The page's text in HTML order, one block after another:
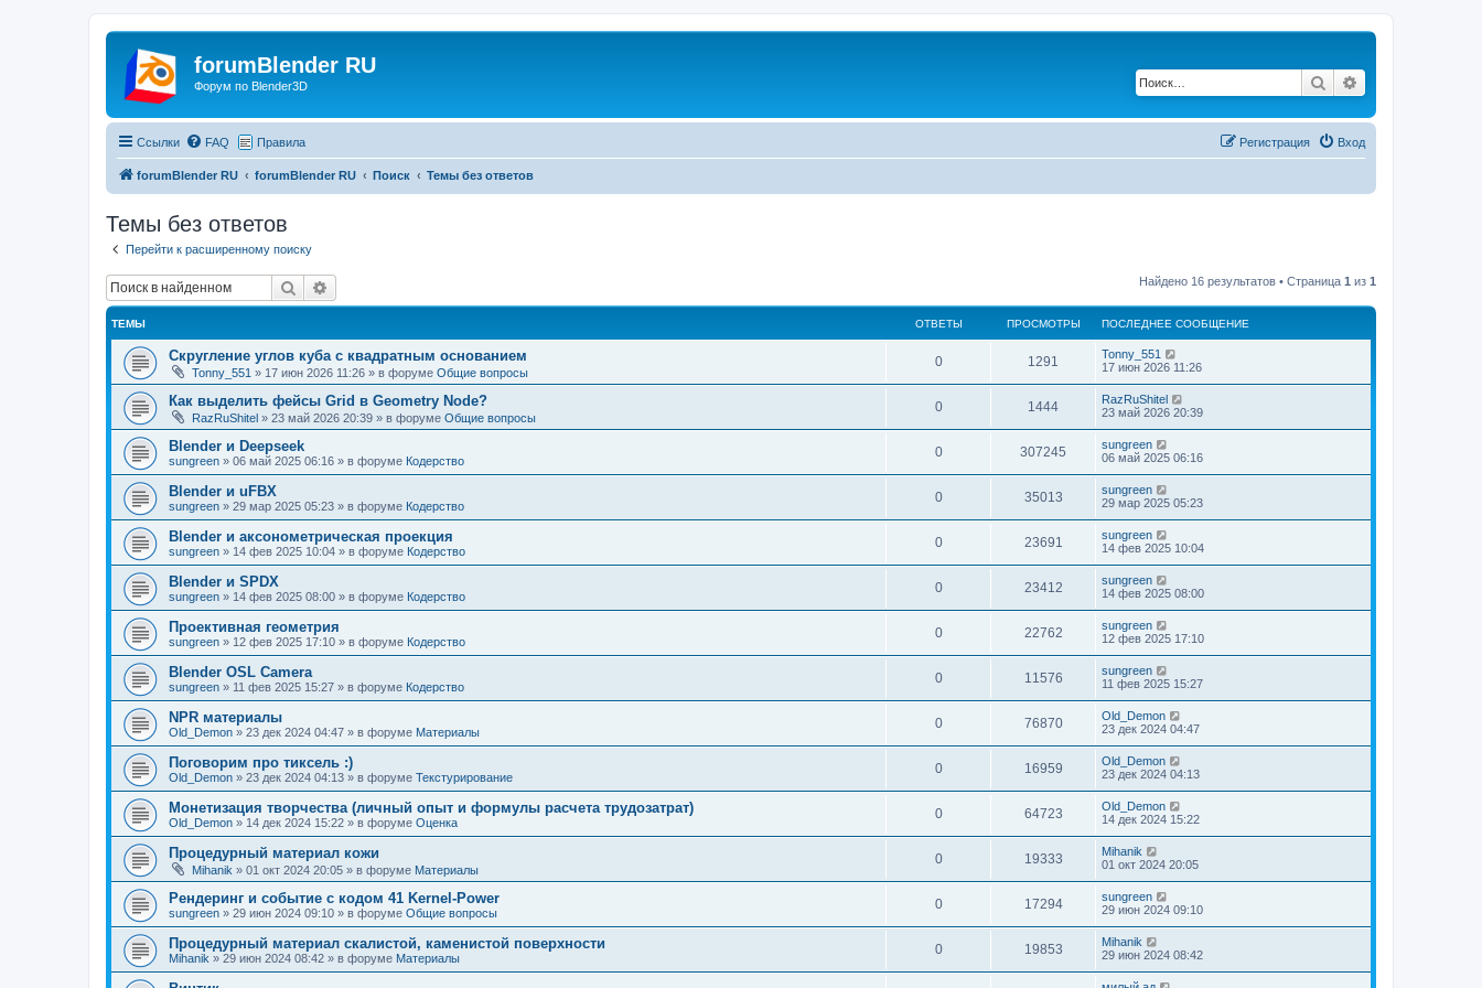
forumBlender RU
Форум по Blender3D Поиск
Ссылки FAQ Правила Вход
Регистрация
forumBlender RU forumBlender RU Поиск Темы без ответов
Темы без ответов
Перейти к расширенному поиску
Поиск Найдено 16 результатов • Страница 1 из 1
ТЕМЫ ОТВЕТЫ ПРОСМОТРЫ ПОСЛЕДНЕЕ СООБЩЕНИЕ
Скругление углов куба с квадратным основанием
Tonny_551 » 17 июн 2026 11:26 » в форуме Общие вопросы
0 1291
Tonny_551
17 июн 2026 11:26
Как выделить фейсы Grid в Geometry Node?
RazRuShitel » 23 май 2026 20:39 » в форуме Общие вопросы
0 1444
RazRuShitel
23 май 2026 20:39
Blender и Deepseek
sungreen » 06 май 2025 06:16 » в форуме Кодерство
0 307245
sungreen
06 май 2025 06:16
Blender и uFBX
sungreen » 29 мар 2025 05:23 » в форуме Кодерство
0 35013
sungreen
29 мар 2025 05:23
Blender и аксонометрическая проекция
sungreen » 14 фев 2025 10:04 » в форуме Кодерство
0 23691
sungreen
14 фев 2025 10:04
Blender и SPDX
sungreen » 14 фев 2025 08:00 » в форуме Кодерство
0 23412
sungreen
14 фев 2025 08:00
Проективная геометрия
sungreen » 12 фев 2025 17:10 » в форуме Кодерство
0 22762
sungreen
12 фев 2025 17:10
Blender OSL Camera
sungreen » 11 фев 2025 15:27 » в форуме Кодерство
0 11576
sungreen
11 фев 2025 15:27
NPR материалы
Old_Demon » 23 дек 2024 04:47 » в форуме Материалы
0 76870
Old_Demon
23 дек 2024 04:47
Поговорим про тиксель :)
Old_Demon » 23 дек 2024 04:13 » в форуме Текстурирование
0 16959
Old_Demon
23 дек 2024 04:13
Монетизация творчества (личный опыт и формулы расчета трудозатрат)
Old_Demon » 14 дек 2024 15:22 » в форуме Оценка
0 64723
Old_Demon
14 дек 2024 15:22
Процедурный материал кожи
Mihanik » 01 окт 2024 20:05 » в форуме Материалы
0 19333
Mihanik
01 окт 2024 20:05
Рендеринг и событие с кодом 41 Kernel-Power
sungreen » 29 июн 2024 09:10 » в форуме Общие вопросы
0 17294
sungreen
29 июн 2024 09:10
Процедурный материал скалистой, каменистой поверхности
Mihanik » 29 июн 2024 08:42 » в форуме Материалы
0 19853
Mihanik
29 июн 2024 08:42